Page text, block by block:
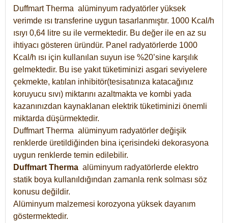
Duffmart Therma alüminyum radyatörler yüksek
verimde ısı transferine uygun tasarlanmıştır. 1000 Kcal/h
ısıyı 0,64 litre su ile vermektedir. Bu değer ile en az su
ihtiyacı gösteren üründür. Panel radyatörlerde 1000
Kcal/h ısı için kullanılan suyun ise %20’sine karşılık
gelmektedir. Bu ise yakıt tüketiminizi asgari seviyelere
çekmekte, katılan inhibitör(tesisatınıza katacağınız
koruyucu sıvı) miktarını azaltmakta ve kombi yada
kazanınızdan kaynaklanan elektrik tüketiminizi önemli
miktarda düşürmektedir.
Duffmart Therma alüminyum radyatörler değişik
renklerde üretildiğinden bina içerisindeki dekorasyona
uygun renklerde temin edilebilir.
Duffmart Therma alüminyum radyatörlerde elektro
statik boya kullanıldığından zamanla renk solması söz
konusu değildir.
Alüminyum malzemesi korozyona yüksek dayanım
göstermektedir.